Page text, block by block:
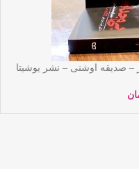
– صدیقه اوشنی – نشر یوشیتا